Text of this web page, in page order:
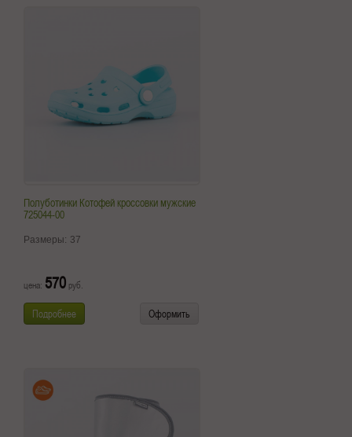
Полуботинки Котофей кроссовки мужские
725044-00
Размеры: 37
цена: 570 руб.
Подробнее Оформить